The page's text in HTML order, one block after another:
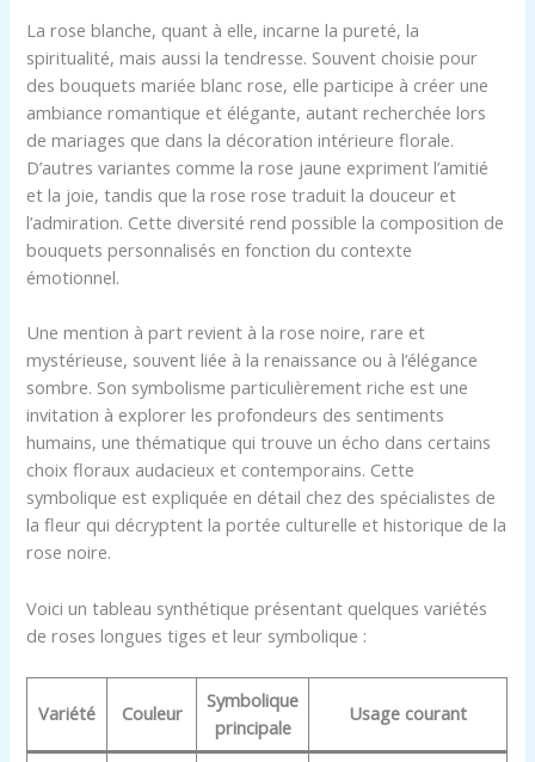
La rose blanche, quant à elle, incarne la pureté, la
spiritualité, mais aussi la tendresse. Souvent choisie pour
des bouquets mariée blanc rose, elle participe à créer une
ambiance romantique et élégante, autant recherchée lors
de mariages que dans la décoration intérieure florale.
D’autres variantes comme la rose jaune expriment l’amitié
et la joie, tandis que la rose rose traduit la douceur et
l’admiration. Cette diversité rend possible la composition de
bouquets personnalisés en fonction du contexte
émotionnel.
Une mention à part revient à la rose noire, rare et
mystérieuse, souvent liée à la renaissance ou à l’élégance
sombre. Son symbolisme particulièrement riche est une
invitation à explorer les profondeurs des sentiments
humains, une thématique qui trouve un écho dans certains
choix floraux audacieux et contemporains. Cette
symbolique est expliquée en détail chez des spécialistes de
la fleur qui décryptent la portée culturelle et historique de la
rose noire.
Voici un tableau synthétique présentant quelques variétés
de roses longues tiges et leur symbolique :
Variété Couleur
Symbolique
principale
Usage courant